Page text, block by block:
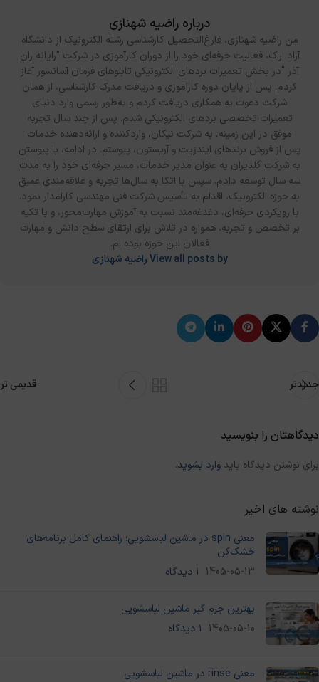
درباره راضیه شهنازی
من راضیه شهنازی، فارغ‌التحصیل کارشناسی رشته الکترونیک از دانشگاه
آزاد اراک، فعالیت حرفه‌ای خود را از دوران کارآموزی در شرکت "رایانه ران
آذر "در بخش تعمیرات بردهای الکترونیکی تابلوهای فرمان آسانسور آغاز
کردم. پس از پایان دوره کارآموزی و دریافت مدرک کارشناسی، از همان
شرکت دعوت به همکاری دریافت کردم و به‌طور رسمی وارد دنیای
تعمیرات تخصصی بردهای الکترونیکی شدم. پس از چند سال تجربه
موفق در این زمینه، به شرکت نیکان، واردکننده و ارائه‌دهنده خدمات
پس از فروش برندهای ایندزیت و آریستون، پیوستم. در ادامه، با پیوستن
به شرکت گلدیران به‌ عنوان مدیر خدمات، مسیر حرفه‌ای خود را به مدت
سه سال توسعه دادم. سپس با اتکا به سال‌ها تجربه و علاقه‌مندی عمیق
به حوزه الکترونیک، اقدام به تأسیس شرکت فنی مهندسی کارامدار نمود.
با رویکردی حرفه‌ای، دغدغه‌مند نسبت به آموزش مهارت‌محور، و با تکیه
بر تخصص و تجربه، همواره در تلاش برای ارتقای سطح دانش و مهارت
فعالان این حوزه بوده‌ ام.
View all posts by راضیه شهنازی
جدیدتر قدیمی تر
دیدگاهتان را بنویسید
برای نوشتن دیدگاه باید وارد بشوید.
نوشته های اخیر
معنی spin در ماشین لباسشویی؛ راهنمای کامل برنامه‌های
خشک‌کن
1405-05-13 ۱ دیدگاه
بهترین جرم گیر ماشین لباسشویی
1405-05-10 ۱ دیدگاه
معنی rinse در ماشین لباسشویی